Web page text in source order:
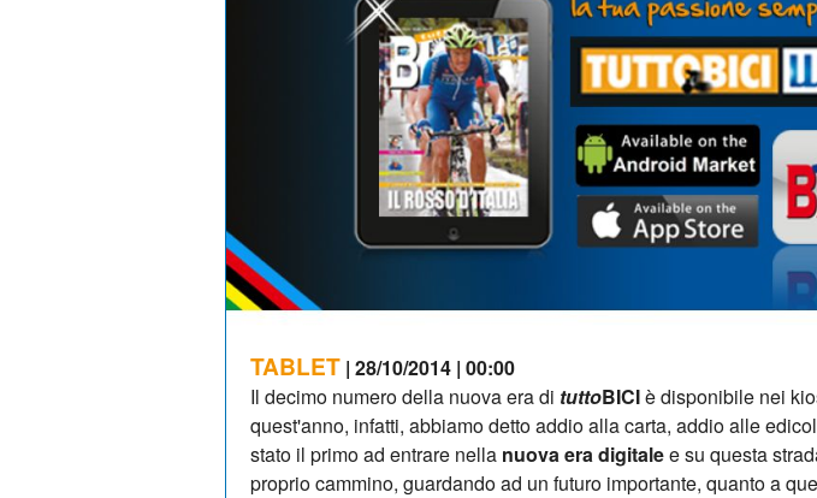
TABLET | 28/10/2014 | 00:00
Il decimo numero della nuova era di tuttoBICIè disponibile nei
quest'anno, infatti, abbiamo detto addio alla carta, addio alle
stato il primo ad entrare nella nuovaera digitalee su questa
proprio cammino, guardando ad un futuro importante, quanto a
#334 CHARLY